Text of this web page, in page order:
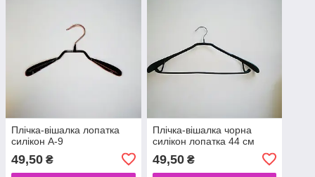
Плічка-вішалка лопатка
силікон А-9
49,50 ₴
Плічка-вішалка чорна
силікон лопатка 44 см
49,50₴